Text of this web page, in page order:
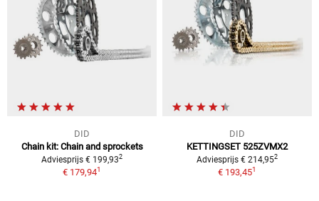
DID
Chain kit: Chain and sprockets
Adviesprijs € 199,932
€ 179,941
DID
KETTINGSET 525ZVMX2
Adviesprijs € 214,952
€ 193,451